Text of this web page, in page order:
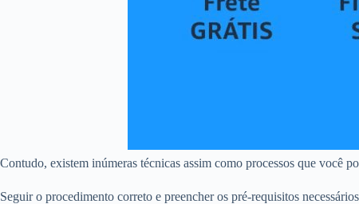
Contudo, existem inúmeras técnicas assim como processos que você
Seguir o procedimento correto e preencher os pré-requisitos